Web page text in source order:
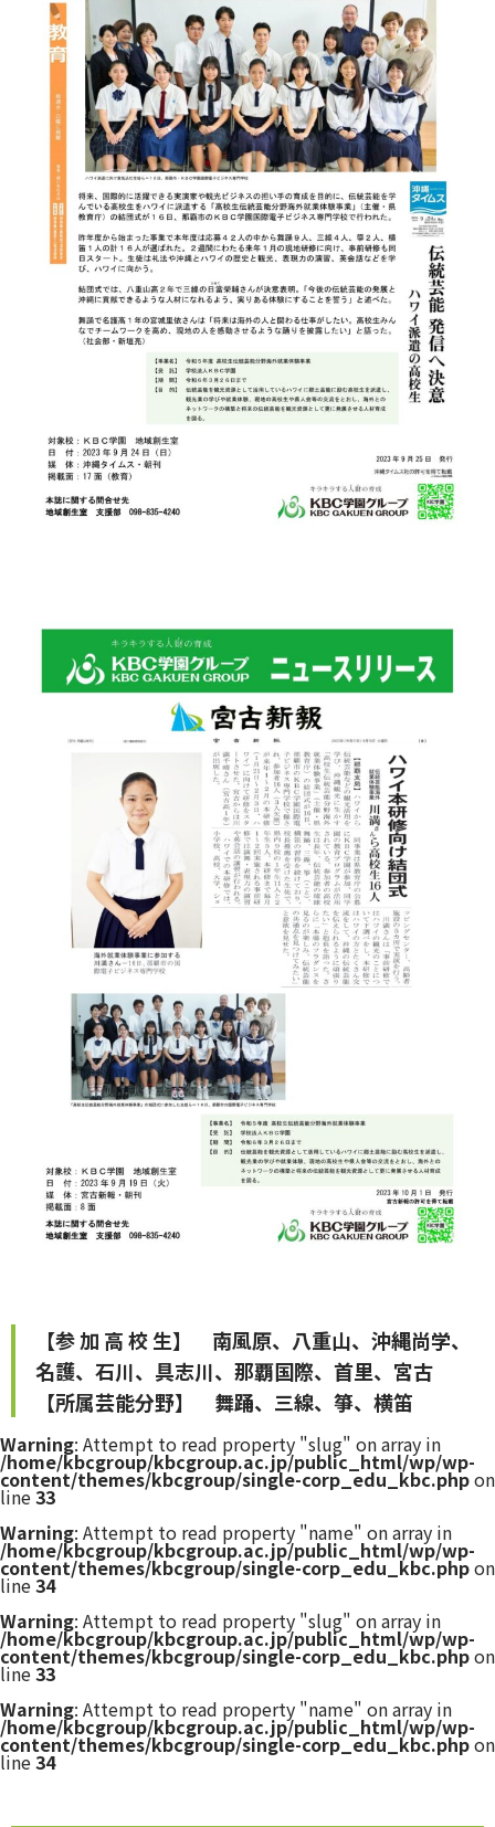
【参 加 高 校 生】 南風原、八重山、沖縄尚学、
名護、石川、具志川、那覇国際、首里、宮古
【所属芸能分野】 舞踊、三線、箏、横笛
Warning: Attempt to read property "slug" on array in
/home/kbcgroup/kbcgroup.ac.jp/public_html/wp/wp-
content/themes/kbcgroup/single-corp_edu_kbc.phpon
line33
Warning: Attempt to read property "name" on array in
/home/kbcgroup/kbcgroup.ac.jp/public_html/wp/wp-
content/themes/kbcgroup/single-corp_edu_kbc.phpon
line34
Warning: Attempt to read property "slug" on array in
/home/kbcgroup/kbcgroup.ac.jp/public_html/wp/wp-
content/themes/kbcgroup/single-corp_edu_kbc.phpon
line33
Warning: Attempt to read property "name" on array in
/home/kbcgroup/kbcgroup.ac.jp/public_html/wp/wp-
content/themes/kbcgroup/single-corp_edu_kbc.phpon
line34